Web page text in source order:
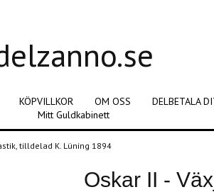
KÖPVILLKOR OM OSS DELBETALA
Mitt Guldkabinett
tilldelad K. Lüning 1894
Oskar II -